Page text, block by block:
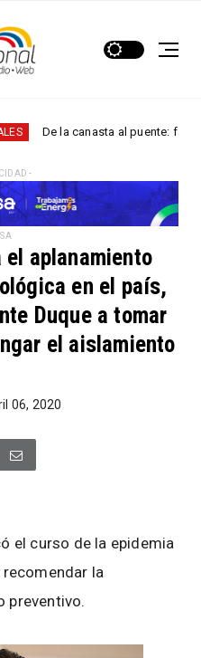
la canasta al puente: familias de
-
aplanamiento
en el país,
Duque a tomar
el aislamiento
06, 2020
el curso de la epidemia
la
preventivo.